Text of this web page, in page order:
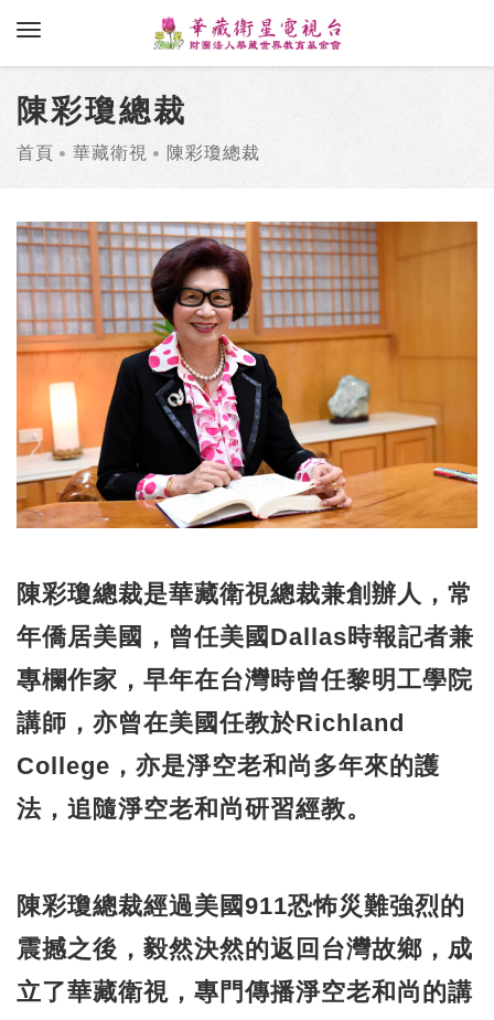
toggle navigation
陳彩瓊總裁
首頁 華藏衛視 陳彩瓊總裁
陳彩瓊總裁是華藏衛視總裁兼創辦人，常
年僑居美國，曾任美國Dallas時報記者兼
專欄作家，早年在台灣時曾任黎明工學院
講師，亦曾在美國任教於Richland
College，亦是淨空老和尚多年來的護
法，追隨淨空老和尚研習經教。
陳彩瓊總裁經過美國911恐怖災難強烈的
震撼之後，毅然決然的返回台灣故鄉，成
立了華藏衛視，專門傳播淨空老和尚的講